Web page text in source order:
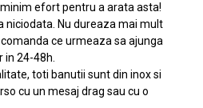
efort pentru a arata asta!
niciodata. Nu dureaza mai mult
ce urmeaza sa ajunga
in 24-48h.
toti banutii sunt din inox si
cu un mesaj drag sau cu o